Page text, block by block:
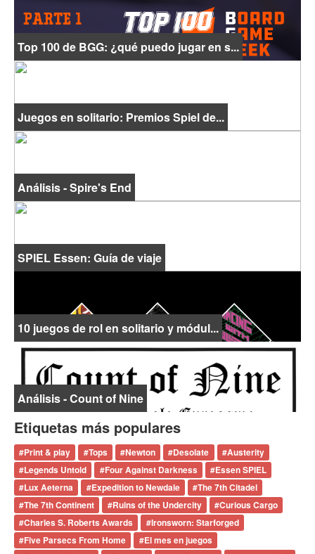
Top 100 de BGG: ¿qué puedo jugar en s...
Juegos en solitario: Premios Spiel de...
Análisis - Spire's End
SPIEL Essen: Guía de viaje
10 juegos de rol en solitario y módul...
Análisis - Count of Nine
Etiquetas más populares
#Print & play #Tops #Newton #Desolate #Austerity
#Legends Untold #Four Against Darkness #Essen SPIEL
#Lux Aeterna #Expedition to Newdale #The 7th Citadel
#The 7th Continent #Ruins of the Undercity #Curious Cargo
#Charles S. Roberts Awards #Ironsworn: Starforged
#Five Parsecs From Home #El mes en juegos